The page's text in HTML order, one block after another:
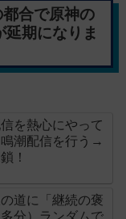
都合で原神の
期になりま
を熱心にやって
潮配信を行う→
！
道に「継続の褒
分）ランダムで